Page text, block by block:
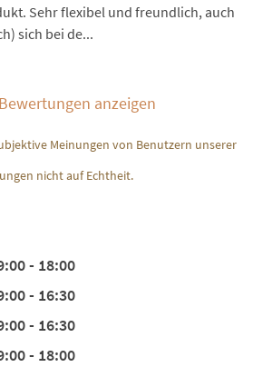
Sehr flexibel und freundlich, auch
sich bei de...
anzeigen
Meinungen von Benutzern unserer
nicht auf Echtheit.
- 18:00
- 16:30
- 16:30
- 18:00